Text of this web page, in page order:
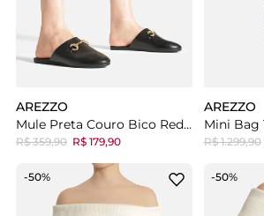
AREZZO
Mule Preta Couro Bico Redondo Bridão
R$ 359,90 R$ 179,90
AREZZO
R$ 1.299,90
-50% -50%